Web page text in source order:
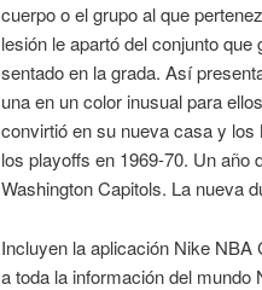
cuerpo o el grupo al que
lesión le apartó del conjunto
sentado en la grada. Así
una en un color inusual para
convirtió en su nueva casa y
los playoffs en 1969-70. Un año
Washington Capitols. La nueva
Incluyen la aplicación Nike
a toda la información del